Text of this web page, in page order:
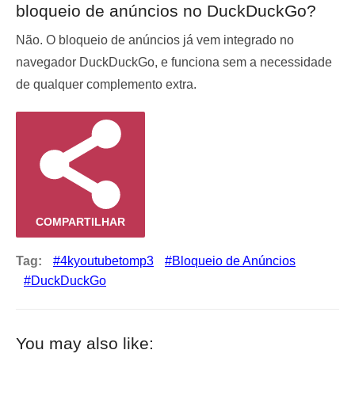
bloqueio de anúncios no DuckDuckGo?
Não. O bloqueio de anúncios já vem integrado no
navegador DuckDuckGo, e funciona sem a necessidade
de qualquer complemento extra.
COMPARTILHAR
Tag: 4kyoutubetomp3
Bloqueio de Anúncios
DuckDuckGo
You may also like: